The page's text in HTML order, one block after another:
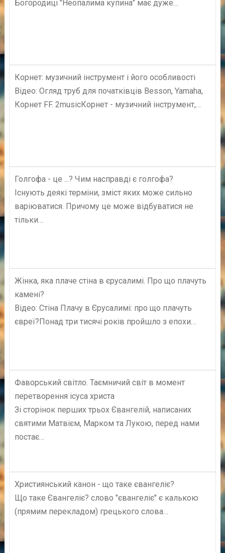
Богородиці "Неопалима купина" має дуже…
Корнет: музичний інструмент і його особливості
Відео: Огляд труб для початківців Besson, Yamaha,
Корнет FF. 2musicКорнет - музичний інструмент,…
Голгофа - це ...? Чим насправді є голгофа?
Існують деякі терміни, зміст яких може сильно
варіюватися. Причому це може відбуватися не
тільки…
Жінка, яка плаче стіна в єрусалимі. Про що плачуть
камені?
Відео: Стіна Плачу в Єрусалимі: про що плачуть
євреї?Понад три тисячі років пройшло з епохи…
Фаворський світло. Таємничий світ в момент
перетворення ісуса христа
Зі сторінок перших трьох Євангелій, написаних
святими Матвієм, Марком та Лукою, перед нами
постає…
Християнський канон - що таке євангеліє?
Що таке Євангеліє? слово "євангеліє" є калькою
(прямим перекладом) грецького слова…